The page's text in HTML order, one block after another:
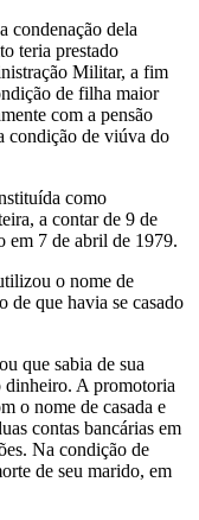
dela
teria prestado
Militar, a fim
de filha maior
com a pensão
condição de viúva do
como
a contar de 9 de
em 7 de abril de 1979.
o nome de
de que havia se casado
que sabia de sua
dinheiro. A promotoria
o nome de casada e
contas bancárias em
Na condição de
de seu marido, em